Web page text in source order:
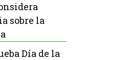
sobre la
Día de la